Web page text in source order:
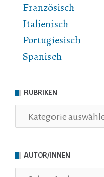
Französisch
Italienisch
Portugiesisch
Spanisch
RUBRIKEN
Rubriken
AUTOR/INNEN